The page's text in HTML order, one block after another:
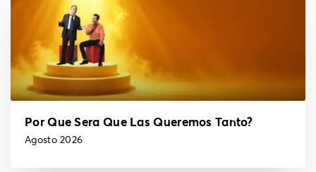
Por Que Sera Que Las Queremos Tanto?
Agosto 2026